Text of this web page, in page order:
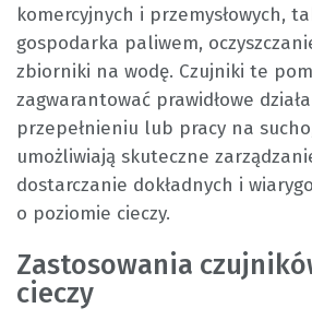
komercyjnych i przemysłowych,
gospodarka paliwem,
zbiorniki na wodę. Czujniki te
zagwarantować prawidłowe
przepełnieniu lub pracy na
umożliwiają skuteczne
dostarczanie dokładnych i
o poziomie cieczy.
Zastosowania
cieczy